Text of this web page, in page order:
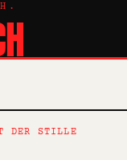
DER STILLE